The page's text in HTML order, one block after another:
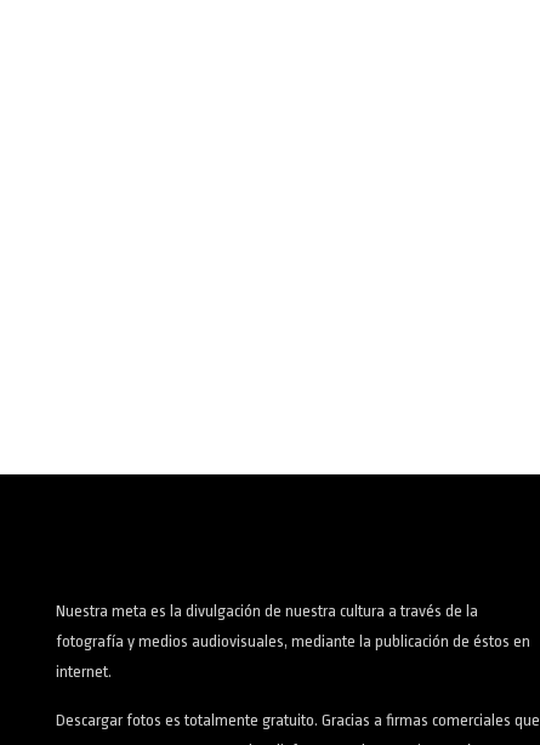
Nuestra meta es la divulgación de nuestra cultura a través de la
fotografía y medios audiovisuales, mediante la publicación de éstos en
internet.
Descargar fotos es totalmente gratuito. Gracias a firmas comerciales que